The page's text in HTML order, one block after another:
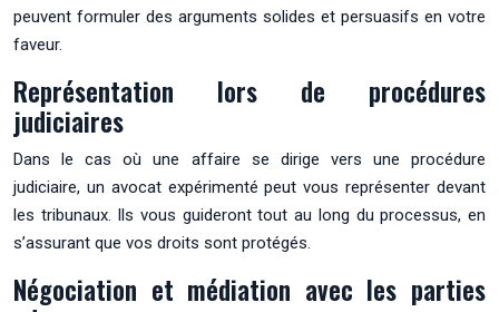
peuvent formuler des arguments solides et persuasifs en votre
faveur.
Représentation lors de procédures
judiciaires
Dans le cas où une affaire se dirige vers une procédure
judiciaire, un avocat expérimenté peut vous représenter devant
les tribunaux. Ils vous guideront tout au long du processus, en
s’assurant que vos droits sont protégés.
Négociation et médiation avec les parties